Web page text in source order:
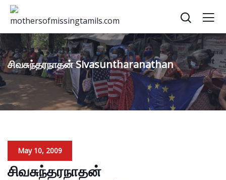
சிவசுந்தரநாதன் Sivasuntharanathan
May 10, 2009
சிவசுந்தரநாதன்